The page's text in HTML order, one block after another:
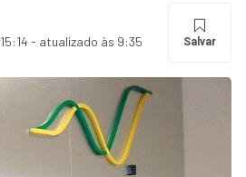
15:14 - atualizado às 9:35 Salvar